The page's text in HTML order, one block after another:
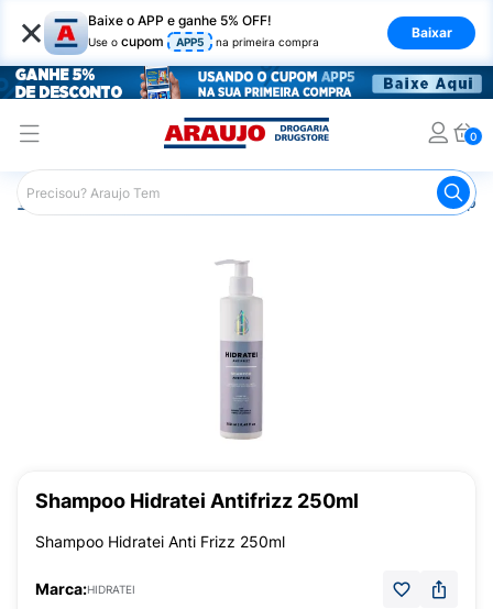
× Baixe o APP e ganhe 5% OFF!
Use o cupom APP5 na primeira compra
Baixar
0
Araujo Cabelo Cabelos de Todos os Tipos
Shampoo Hidratei Antifrizz 250ml
Shampoo Hidratei Anti Frizz 250ml
Marca:HIDRATEI